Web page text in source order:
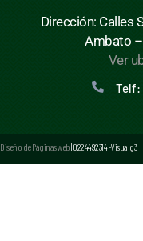
Dirección: Calles
Ambato
Ver
Telf:
Diseño de Páginas web| 0224492314 -Visualg3